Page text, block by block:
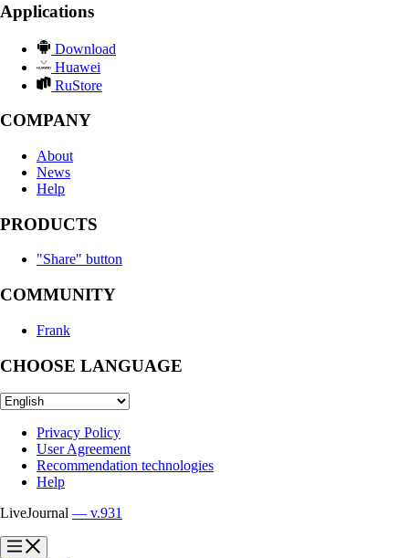
Applications
Download
Huawei
RuStore
COMPANY
About
News
Help
PRODUCTS
"Share" button
COMMUNITY
Frank
CHOOSE LANGUAGE
Privacy Policy
User Agreement
Recommendation technologies
Help
LiveJournal — v.931
?
?